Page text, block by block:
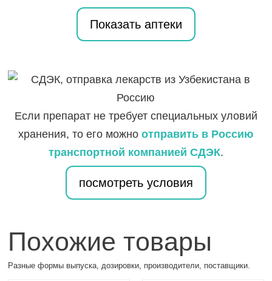
Показать аптеки
Если препарат не требует специальных уловий
хранения, то его можноотправить в Россию
транспортной компанией СДЭК.
посмотреть условия
Похожие товары
Разные формы выпуска, дозировки, производители, поставщики.